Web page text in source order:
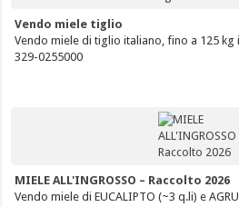
Vendo miele tiglio
Vendo miele di tiglio italiano, fino a 125 kg
329-0255000
MIELE ALL'INGROSSO – Raccolto 2026
Vendo miele di EUCALIPTO (~3 q.li) e